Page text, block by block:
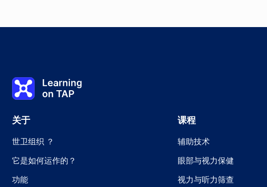
Learning on TAP 首页
关于
世卫组织 ？
它是如何运作的？
功能
课程
辅助技术
眼部与视力保健
视力与听力筛查